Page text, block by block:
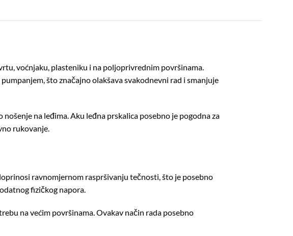
voćnjaku, plasteniku i na poljoprivrednim površinama.
što značajno olakšava svakodnevni rad i smanjuje
na leđima. Aku leđna prskalica posebno je pogodna za
rukovanje.
ravnomjernom raspršivanju tečnosti, što je posebno
fizičkog napora.
na većim površinama. Ovakav način rada posebno